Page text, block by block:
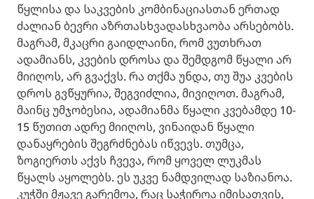
წყლისა და საკვების კომბინაციასთან ერთად
ძალიან ბევრი აზრთასხვადასხვაობა არსებობს.
მაგრამ, მკაცრი გაიდლაინი, რომ ვუთხრათ
ადამიანს, კვების დროსა და შემდგომ წყალი არ
მიიღოს, არ გვაქვს. რა თქმა უნდა, თუ შუა კვების
დროს გვწყურია, შეგვიძლია, მივიღოთ. მაგრამ,
მაინც უმჯობესია, ადამიანმა წყალი კვებამდე 10-
15 წუთით ადრე მიიღოს, ვინაიდან წყალი
დანაყრების შეგრძნებას იწვევს. თუმცა,
ზოგიერთს აქვს ჩვევა, რომ ყოველ ლუკმას
წყალს აყოლებს. ეს უკვე ნამდვილად საზიანოა.
კუჭში მჟავე გარემოა, რაც საჭიროა იმისათვის,